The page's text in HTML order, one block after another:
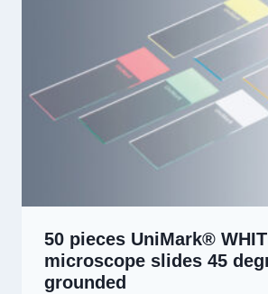
50 pieces UniMark®
microscope slides 45
grounded